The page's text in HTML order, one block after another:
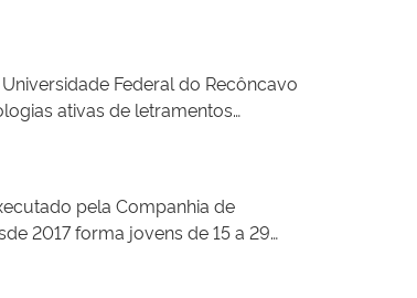
Federal do Recôncavo
ativas de letramentos
pela Companhia de
2017 forma jovens de 15 a 29